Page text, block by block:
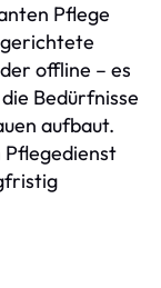
Pflege
offline – es
Bedürfnisse
aufbaut.